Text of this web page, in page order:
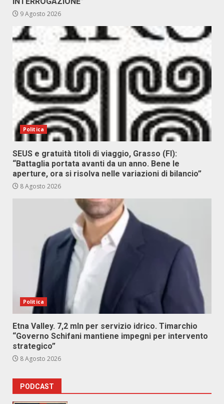
9 Agosto 2026
Politica
SEUS e gratuità titoli di viaggio, Grasso (FI):
“Battaglia portata avanti da un anno. Bene le
aperture, ora si risolva nelle variazioni di bilancio”
8 Agosto 2026
Politica
Etna Valley. 7,2 mln per servizio idrico. Timarchio
“Governo Schifani mantiene impegni per intervento
strategico”
8 Agosto 2026
PODCAST